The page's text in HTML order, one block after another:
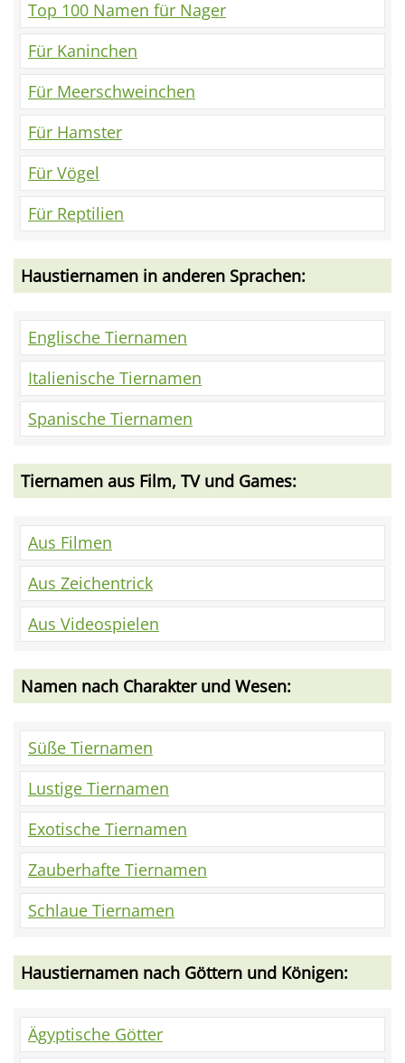
Top 100 Namen für Nager
Für Kaninchen
Für Meerschweinchen
Für Hamster
Für Vögel
Für Reptilien
Haustiernamen in anderen Sprachen:
Englische Tiernamen
Italienische Tiernamen
Spanische Tiernamen
Tiernamen aus Film, TV und Games:
Aus Filmen
Aus Zeichentrick
Aus Videospielen
Namen nach Charakter und Wesen:
Süße Tiernamen
Lustige Tiernamen
Exotische Tiernamen
Zauberhafte Tiernamen
Schlaue Tiernamen
Haustiernamen nach Göttern und Königen:
Ägyptische Götter